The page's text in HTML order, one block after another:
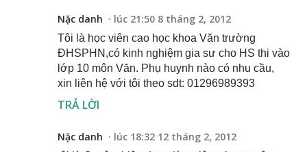
Nặc danh lúc 21:50 8 tháng 2, 2012
Tôi là học viên cao học khoa Văn trường
ĐHSPHN,có kinh nghiệm gia sư cho HS thi vào
lớp 10 môn Văn. Phụ huynh nào có nhu cầu,
xin liên hệ với tôi theo sdt: 01296989393
TRẢ LỜI
Nặc danh lúc 18:32 12 tháng 2, 2012